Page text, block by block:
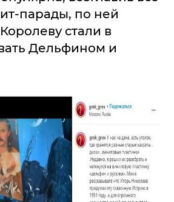
парады, по ней
стали в
Дельфином и